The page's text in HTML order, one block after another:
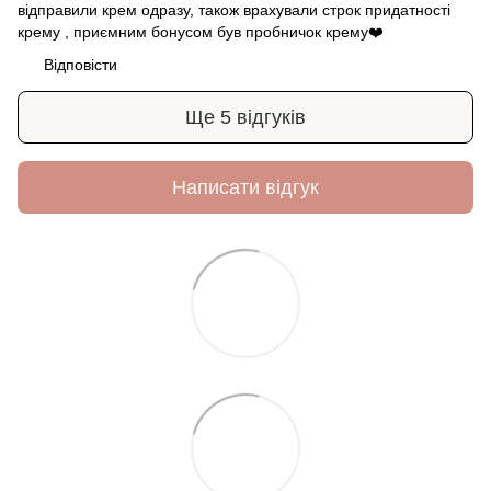
відправили крем одразу, також врахували строк придатності
крему , приємним бонусом був пробничок крему❤️
Відповісти
Ще 5 відгуків
Написати відгук